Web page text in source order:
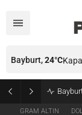
GRAM ALTIN
Bayburt,24°C